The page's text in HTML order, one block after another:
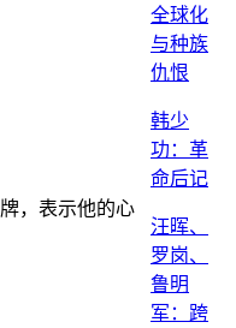
，表示他的心
全球化
与种族
仇恨
韩少
功：革
命后记
汪晖、
罗岗、
鲁明
军：跨